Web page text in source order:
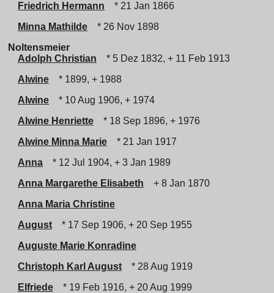
Friedrich Hermann
* 21 Jan 1866
Minna Mathilde
* 26 Nov 1898
Noltensmeier
Adolph Christian
* 5 Dez 1832, + 11 Feb 1913
Alwine
* 1899, + 1988
Alwine
* 10 Aug 1906, + 1974
Alwine Henriette
* 18 Sep 1896, + 1976
Alwine Minna Marie
* 21 Jan 1917
Anna
* 12 Jul 1904, + 3 Jan 1989
Anna Margarethe Elisabeth
+ 8 Jan 1870
Anna Maria Christine
August
* 17 Sep 1906, + 20 Sep 1955
Auguste Marie Konradine
Christoph Karl August
* 28 Aug 1919
Elfriede
* 19 Feb 1916, + 20 Aug 1999